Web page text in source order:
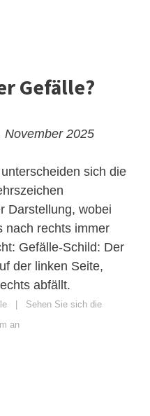
Gefälle?
November 2025
sich die
Darstellung, wobei
nach rechts immer
Gefälle-Schild: Der
der linken Seite,
abfällt.
Sehen Sie sich die
an